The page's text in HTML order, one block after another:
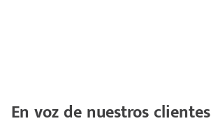
En voz de nuestros clientes